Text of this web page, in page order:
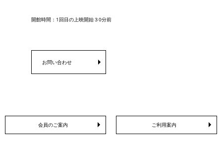
開館時間：1回目の上映開始３0分前
お問い合わせ
会員のご案内 ご利用案内